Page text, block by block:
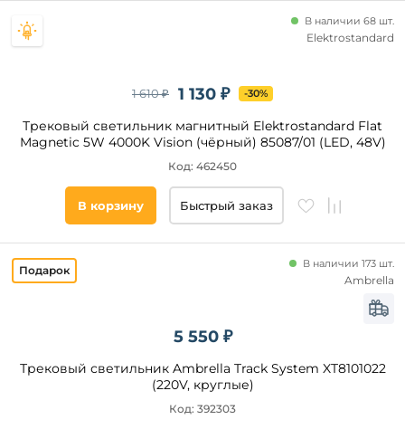
1 130 ₽
1 610 ₽ -30%
Трековый светильник магнитный Elektrostandard Flat
Magnetic 5W 4000K Vision (чёрный) 85087/01 (LED, 48V)
В наличии 68 шт.
Код: 462450
Elektrostandard
В корзину Быстрый заказ
5 550 ₽
Трековый светильник Ambrella Track System XT8101022
(220V, круглые)
В наличии 173 шт.
Код: 392303
Ambrella